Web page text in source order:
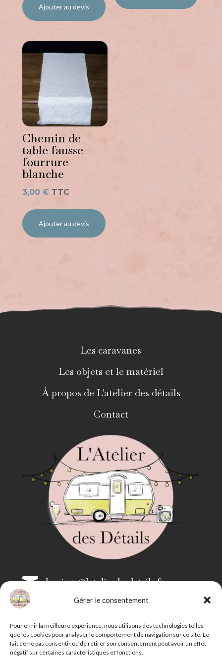
Gérer le consentement
Pour offrir la meilleure expérience, nous utilisons des technologies telles
que les cookies pour analyser le comportement de navigation sur ce site. Le
fait de ne pas consentir ou de retirer son consentement peut avoir un effet
négatif sur certaines caractéristiques et fonctions.
Ajouter au devis
Chemin de
table fausse
fourrure
blanche
3,00 € TTC
Ajouter au devis
Les caravanes
Les objets et le matériel
À propos de L'atelier des détails
Contact
 bonjour@latelierdesdetails.fr